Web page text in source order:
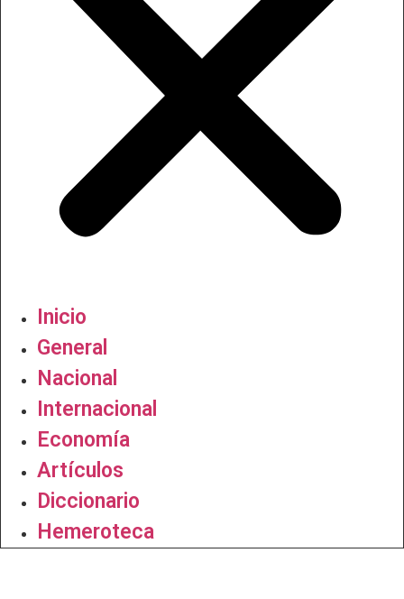
Inicio
General
Nacional
Internacional
Economía
Artículos
Diccionario
Hemeroteca